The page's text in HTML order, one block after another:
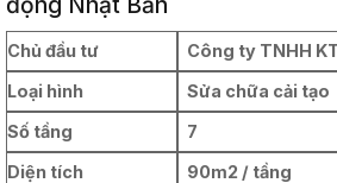
Chủ đầu tư
Công ty TNHH
Loại hình
Sửa chữa cải tạo
Số tầng
7
Diện tích
90m2 / tầng